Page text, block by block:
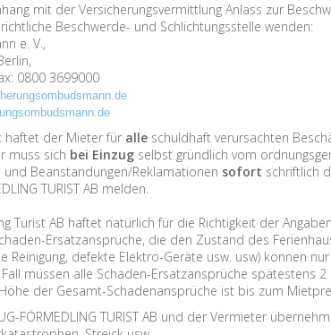
mit der Versicherungsvermittlung Anlass zur
Beschwerde- und Schlichtungsstelle wenden:
e. V.,
0800 3699000
haftet der Mieter für alleschuldhaft verursachten
muss sich bei Einzugselbst gründlich vom
Beanstandungen/Reklamationen sofort schriftlich
TURIST AB melden.
Turist AB haftet natürlich für die Richtigkeit der
Ersatzansprüche, die den Zustand des
Reinigung, defekte Elektro-Geräte usw. usw) können
müssen alle Schaden-Ersatzansprüche spätestens
der Gesamt-Schadenansprüche ist bis zum
FÖRMEDLING TURIST AB und der Vermieter